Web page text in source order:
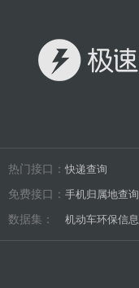
热门接口： 快递查询
免费接口： 手机归属地查询
数据集： 机动车环保信息